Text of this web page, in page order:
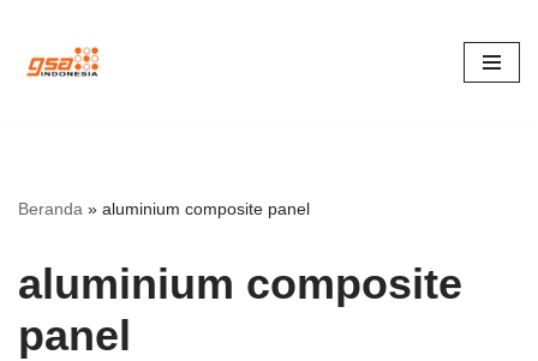
Lompat
Beranda » aluminium composite panel
aluminium composite
panel